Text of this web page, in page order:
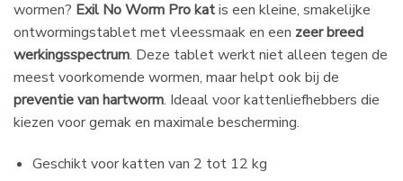
wormen? Exil No Worm Pro katis een kleine, smakelijke
ontwormingstablet met vleessmaak en een zeer breed
werkingsspectrum. Deze tablet werkt niet alleen tegen de
meest voorkomende wormen, maar helpt ook bij de
preventie van hartworm. Ideaal voor kattenliefhebbers die
kiezen voor gemak en maximale bescherming.
Geschikt voor katten van 2 tot 12 kg